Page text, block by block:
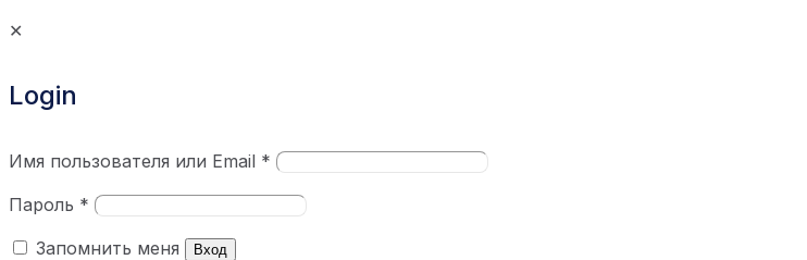
✕
Login
Имя пользователя или Email *
Пароль *
Запомнить меня
Вход